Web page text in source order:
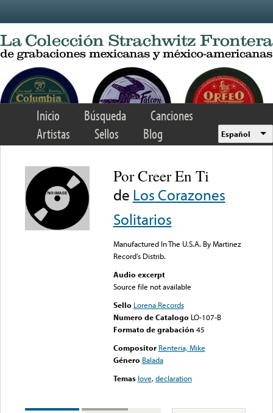
Inicio Búsqueda
Canciones
Artistas
Sellos Blog Español
Por Creer En Ti
de Los Corazones
Solitarios
Manufactured In The U.S.A. By Martinez
Record’s Distrib.
Audio excerpt
Source file not available
Sello Lorena Records
Numero de Catalogo LO-107-B
Formato de grabación 45
Compositor Renteria, Mike
Género Balada
Temas love,declaration